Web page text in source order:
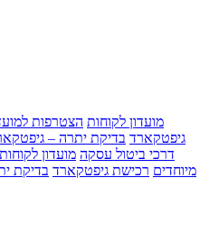
מועדון לקוחות הצטרפות
גיפטקארד בדיקת יתרה –
דרכי ביטול עסקה מועדון לקוחות
מיוחדים רכישת גיפטקארד בדיקת